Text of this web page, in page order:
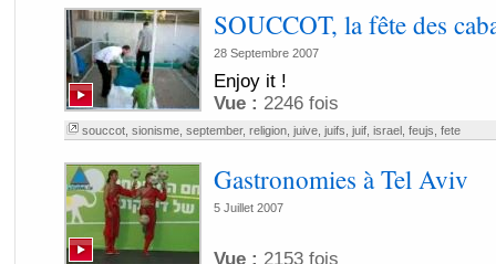
SOUCCOT, la fête des
28 Septembre 2007
Enjoy it !
Vue : 2246 fois
souccot, sionisme, september, religion, juive, juifs juif, israel, feujs fete
Gastronomies à Tel Aviv
5 Juillet 2007
Vue : 2153 fois